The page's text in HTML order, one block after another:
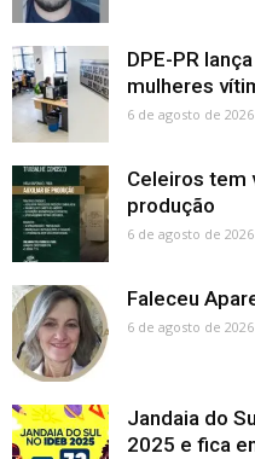
DPE-PR
mulheres
6 de agosto de 2026
Celeiros tem
produção
6 de agosto de 2026
Faleceu
6 de agosto de 2026
Jandaia do
2025 e fica